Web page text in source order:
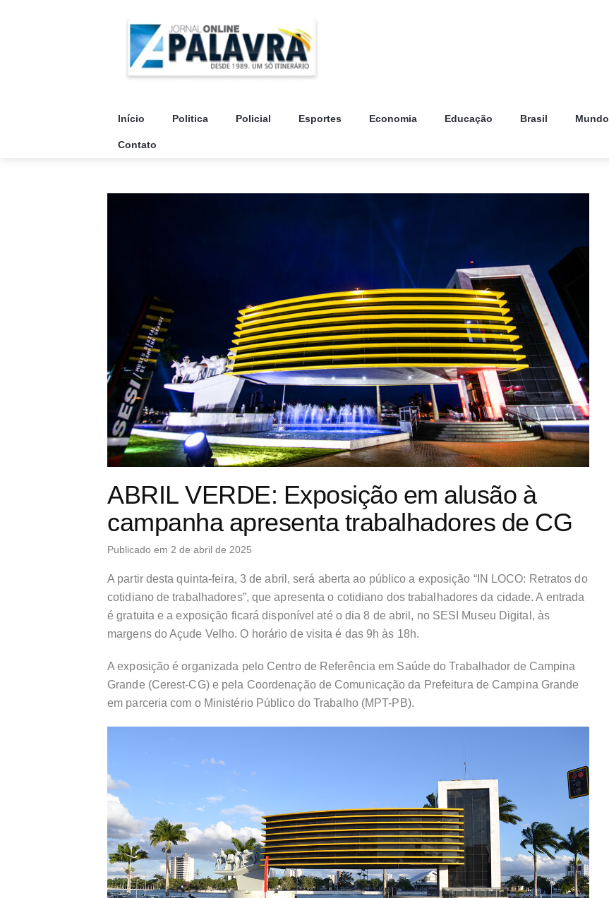
Início Politica Policial Esportes Economia Educação Brasil Mundo
Contato
ABRIL VERDE: Exposição em alusão à
campanha apresenta trabalhadores de CG
Publicado em 2 de abril de 2025
A partir desta quinta-feira, 3 de abril, será aberta ao público a exposição “IN LOCO: Retratos do
cotidiano de trabalhadores”, que apresenta o cotidiano dos trabalhadores da cidade. A entrada
é gratuita e a exposição ficará disponível até o dia 8 de abril, no SESI Museu Digital, às
margens do Açude Velho. O horário de visita é das 9h às 18h.
A exposição é organizada pelo Centro de Referência em Saúde do Trabalhador de Campina
Grande (Cerest-CG) e pela Coordenação de Comunicação da Prefeitura de Campina Grande
em parceria com o Ministério Público do Trabalho (MPT-PB).